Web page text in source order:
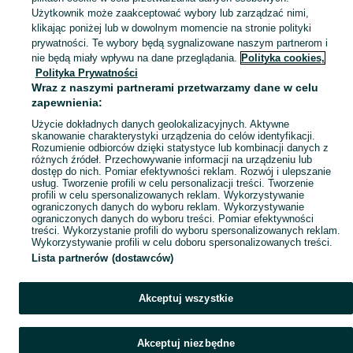
Użytkownik może zaakceptować wybory lub zarządzać nimi,
klikając poniżej lub w dowolnym momencie na stronie polityki
prywatności. Te wybory będą sygnalizowane naszym partnerom i
nie będą miały wpływu na dane przeglądania. Polityka cookies,
Polityka Prywatności
Wraz z naszymi partnerami przetwarzamy dane w celu
zapewnienia:
Użycie dokładnych danych geolokalizacyjnych. Aktywne
skanowanie charakterystyki urządzenia do celów identyfikacji.
Rozumienie odbiorców dzięki statystyce lub kombinacji danych z
różnych źródeł. Przechowywanie informacji na urządzeniu lub
dostęp do nich. Pomiar efektywności reklam. Rozwój i ulepszanie
usług. Tworzenie profili w celu personalizacji treści. Tworzenie
profili w celu spersonalizowanych reklam. Wykorzystywanie
ograniczonych danych do wyboru reklam. Wykorzystywanie
ograniczonych danych do wyboru treści. Pomiar efektywności
treści. Wykorzystanie profili do wyboru spersonalizowanych reklam.
Wykorzystywanie profili w celu doboru spersonalizowanych treści.
Lista partnerów (dostawców)
Akceptuj wszystkie
Akceptuj niezbędne